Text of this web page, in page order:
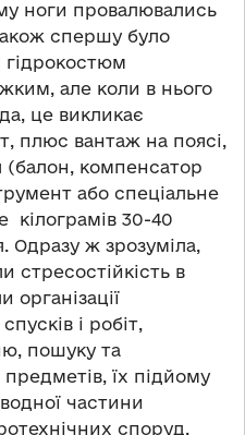
ноги провалювались
спершу було
гідрокостюм
але коли в нього
це викликає
плюс вантаж на поясі,
компенсатор
або спеціальне
кілограмів 30-40
Одразу ж зрозуміла,
стресостійкість в
організації
і робіт,
пошуку та
предметів, їх підйому
частини
споруд,